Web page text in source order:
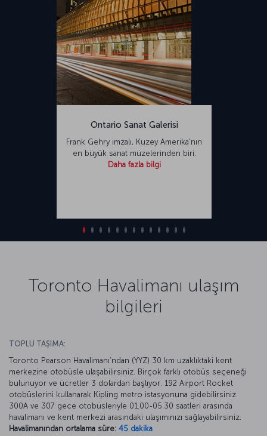
Ontario Sanat Galerisi
Frank Gehry imzalı, Kuzey Amerika’nın
en büyük sanat müzelerinden biri.
Daha fazla bilgi
Toronto Havalimanı ulaşım
bilgileri
TOPLU TAŞIMA:
Toronto Pearson Havalimanı’ndan (YYZ) 30 km uzaklıktaki kent
merkezine otobüsle ulaşabilirsiniz. Birçok farklı otobüs seçeneği
bulunuyor ve ücretler 3 dolardan başlıyor. 192 Airport Rocket
otobüslerini kullanarak Kipling metro istasyonuna gidebilirsiniz.
300A ve 307 gece otobüsleriyle 01.00-05.30 saatleri arasında
havalimanı ve kent merkezi arasındaki ulaşımınızı sağlayabilirsiniz.
Havalimanından ortalama süre: 45 dakika